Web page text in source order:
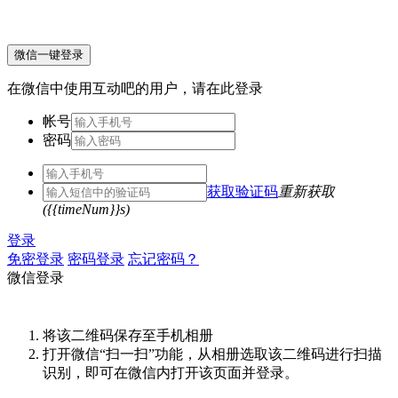
微信一键登录
在微信中使用互动吧的用户，请在此登录
帐号
密码
获取验证码重新获取
({{timeNum}}s)
登录
免密登录 密码登录 忘记密码？
微信登录
将该二维码保存至手机相册
打开微信“扫一扫”功能，从相册选取该二维码进行扫描
识别，即可在微信内打开该页面并登录。